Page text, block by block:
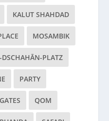
KALUT SHAHDAD
MOSAMBIK
DSCHAHĀN-PLATZ
PARTY
QOM